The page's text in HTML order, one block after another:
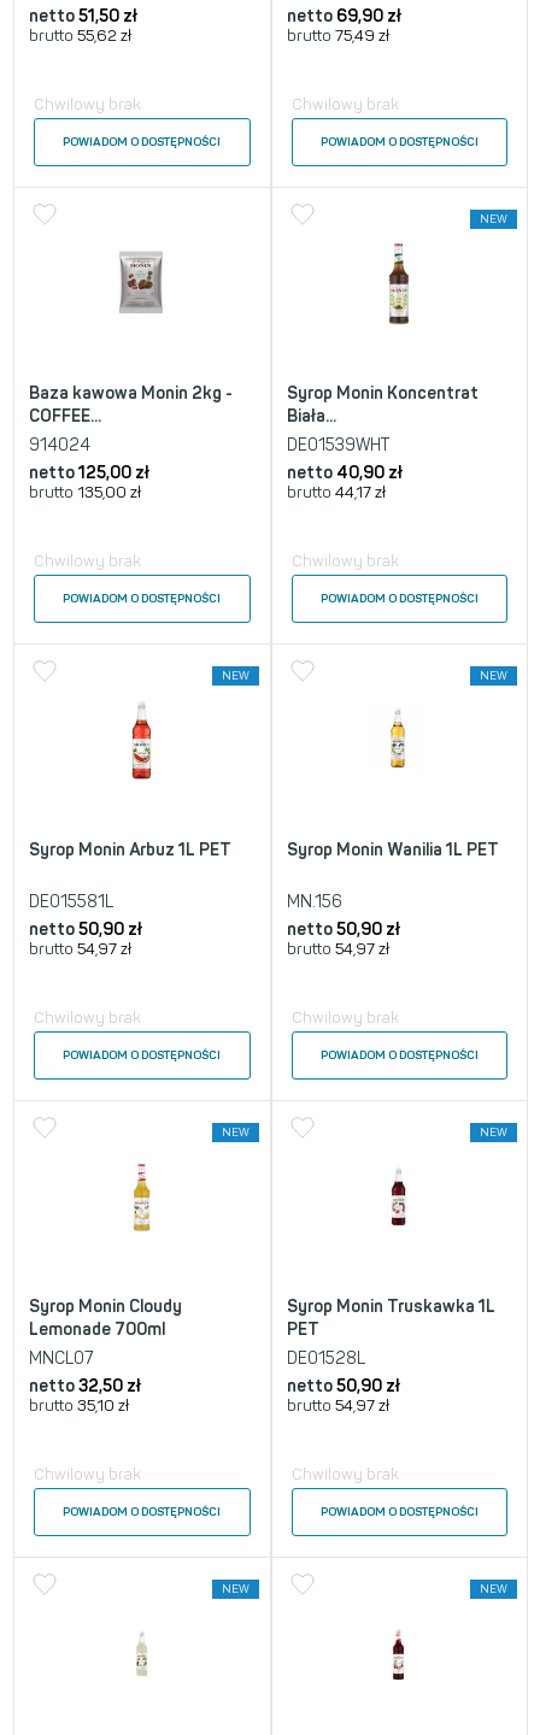
netto51,50 zł
brutto 55,62 zł
Chwilowy brak
POWIADOM O DOSTĘPNOŚCI
netto 69,90 zł
brutto 75,49 zł
Chwilowy brak
POWIADOM O DOSTĘPNOŚCI
Baza kawowa Monin 2kg -
COFFEE...
914024
netto125,00 zł
brutto 135,00 zł
Chwilowy brak
POWIADOM O DOSTĘPNOŚCI
NEW
Syrop Monin Koncentrat
Biała...
DE01539WHT
netto 40,90 zł
brutto 44,17 zł
Chwilowy brak
POWIADOM O DOSTĘPNOŚCI
NEW
Syrop Monin Arbuz 1L PET
DE015581L
netto50,90 zł
brutto 54,97 zł
Chwilowy brak
POWIADOM O DOSTĘPNOŚCI
NEW
Syrop Monin Wanilia 1L PET
MN.156
netto 50,90 zł
brutto 54,97 zł
Chwilowy brak
POWIADOM O DOSTĘPNOŚCI
NEW
Syrop Monin Cloudy
Lemonade 700ml
MNCL07
netto32,50 zł
brutto 35,10 zł
Chwilowy brak
POWIADOM O DOSTĘPNOŚCI
NEW
Syrop Monin Truskawka 1L
PET
DE01528L
netto 50,90 zł
brutto 54,97 zł
Chwilowy brak
POWIADOM O DOSTĘPNOŚCI
NEW NEW